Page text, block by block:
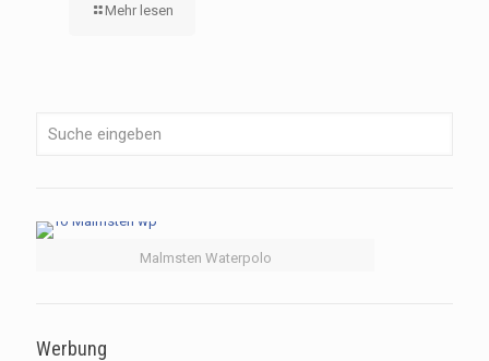
Mehr lesen
Malmsten Waterpolo
Werbung